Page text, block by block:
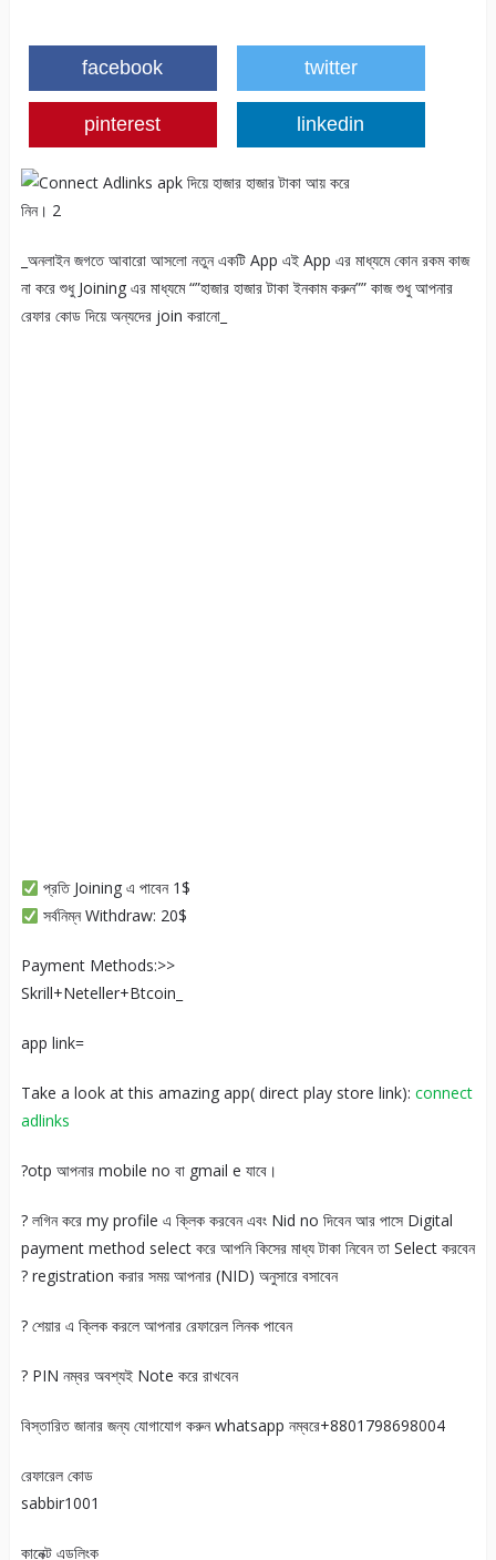
facebook twitter
pinterest linkedin
_অনলাইন জগতে আবারো আসলো নতুন একটি App এই App এর মাধ্যমে কোন রকম কাজ
না করে শুধু Joining এর মাধ্যমে “”হাজার হাজার টাকা ইনকাম করুন”” কাজ শুধু আপনার
রেফার কোড দিয়ে অন্যদের join করানো_
প্রতি Joining এ পাবেন 1$
সর্বনিম্ন Withdraw: 20$
Payment Methods:>>
Skrill+Neteller+Btcoin_
app link=
Take a look at this amazing app( direct play store link): connect
adlinks
?otp আপনার mobile no বা gmail e যাবে।
? লগিন করে my profile এ ক্লিক করবেন এবং Nid no দিবেন আর পাসে Digital
payment method select করে আপনি কিসের মাধ্য টাকা নিবেন তা Select করবেন
? registration করার সময় আপনার (NID) অনুসারে বসাবেন
? শেয়ার এ ক্লিক করলে আপনার রেফারেল লিনক পাবেন
? PIN নম্বর অবশ্যই Note করে রাখবেন
বিস্তারিত জানার জন্য যোগাযোগ করুন whatsapp নম্বরে+8801798698004
রেফারেল কোড
sabbir1001
কানেক্ট এডলিংক